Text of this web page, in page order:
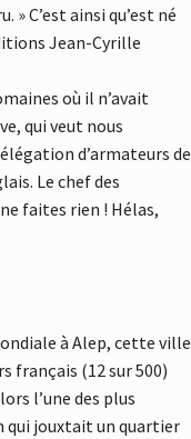
» C’est ainsi qu’est né
Jean-Cyrille
où il n’avait
qui veut nous
d’armateurs de
Le chef des
faites rien ! Hélas,
à Alep, cette ville
français (12 sur 500)
l’une des plus
qui jouxtait un quartier